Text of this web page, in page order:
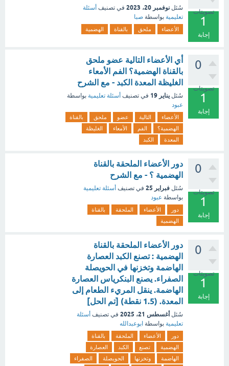
تصويتات
1
إجابة
سُئل نوفمبر 20، 2023 في تصنيف أسئلة
تعليمية بواسطة صبا
الأعضاء ملحق بالقناة الهضمية
0
تصويتات
1
إجابة
أي الأعضاء التالية عضو ملحق
بالقناة الهضمية؟ الفم الأمعاء
الغليظة المعدة الكبد - مع الشرح
سُئل يناير 19 في تصنيف أسئلة تعليمية بواسطة
عبود
الأعضاء التالية عضو ملحق
بالقناة
الهضمية؟
الفم الأمعاء
الغليظة
المعدة
الكبد
0
تصويتات
1
إجابة
دور الأعضاء الملحقة بالقناة
الهضمية ؟ - مع الشرح
سُئل فبراير 25 في تصنيف أسئلة تعليمية
بواسطة عبود
دور الأعضاء الملحقة
بالقناة
الهضمية
0
تصويتات
1
إجابة
دور الأعضاء الملحقة بالقناة
الهضمية : تصنع الكبد العصارة
الهاضمة وتخزنها في الحويصلة
الصفراء. يصنع البنكرياس العصارة
الهاضمة. ينقل المريء الطعام إلى
المعدة. (1.5 نقطة) [تم الحل]
سُئل أغسطس 21، 2025 في تصنيف أسئلة
تعليمية بواسطة ابوعبدالله
دور الأعضاء الملحقة
بالقناة
الهضمية
تصنع الكبد
العصارة
الهاضمة
وتخزنها الحويصلة
الصفراء